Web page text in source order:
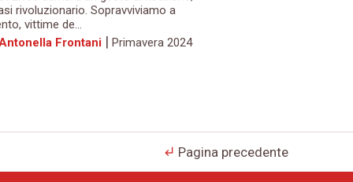
rivoluzionario. Sopravviviamo a
vittime de...
Frontani | Primavera 2024
subdirectory_arrow_left Pagina precedente